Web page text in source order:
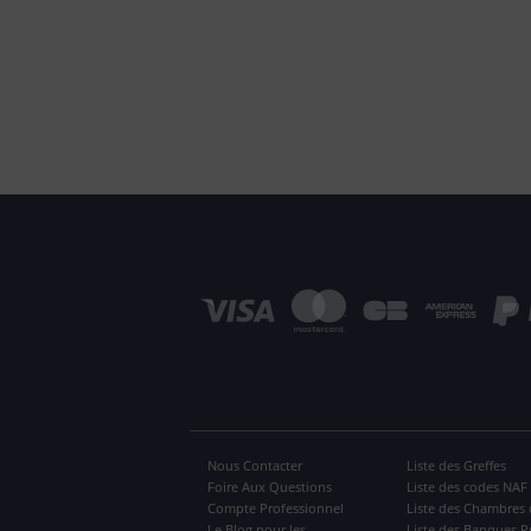
Nous Contacter
Foire Aux Questions
Compte Professionnel
Liste des Greffes
Liste des codes NAF
Liste des